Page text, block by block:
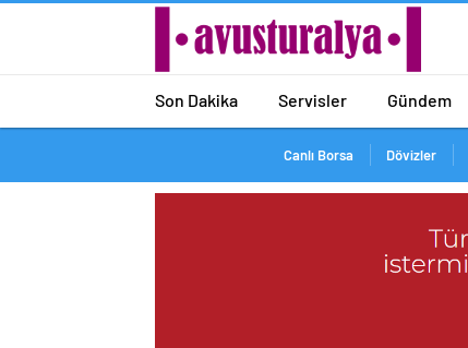
Son Dakika Servisler Gündem
Canlı Borsa Dövizler